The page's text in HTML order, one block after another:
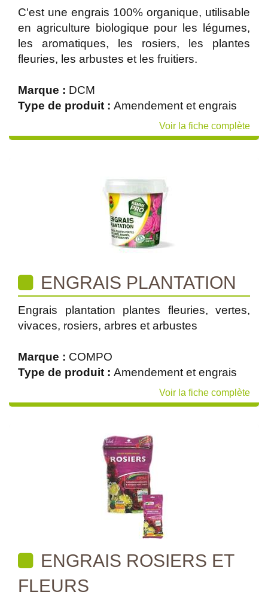
C'est une engrais 100% organique, utilisable
en agriculture biologique pour les légumes,
les aromatiques, les rosiers, les plantes
fleuries, les arbustes et les fruitiers.
Marque : DCM
Type de produit : Amendement et engrais
Voir la fiche complète
ENGRAIS PLANTATION
Engrais plantation plantes fleuries, vertes,
vivaces, rosiers, arbres et arbustes
Marque : COMPO
Type de produit : Amendement et engrais
Voir la fiche complète
ENGRAIS ROSIERS ET
FLEURS